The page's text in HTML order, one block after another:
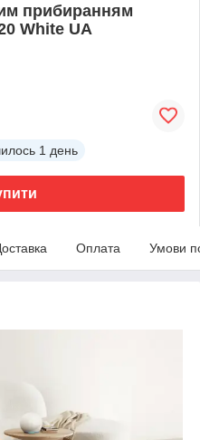
прибиранням
White UA
1 день
Оплата Умови